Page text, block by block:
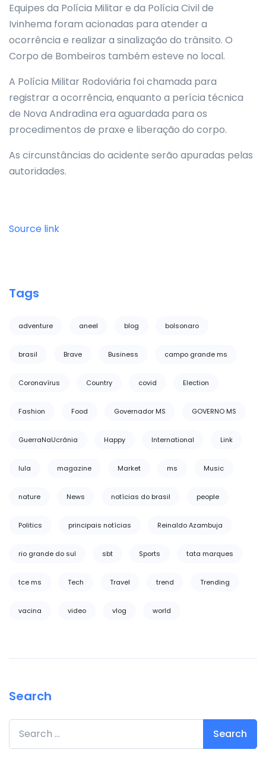
Equipes da Polícia Militar e da Polícia Civil de
Ivinhema foram acionadas para atender a
ocorrência e realizar a sinalização do trânsito. O
Corpo de Bombeiros também esteve no local.
A Polícia Militar Rodoviária foi chamada para
registrar a ocorrência, enquanto a perícia técnica
de Nova Andradina era aguardada para os
procedimentos de praxe e liberação do corpo.
As circunstâncias do acidente serão apuradas pelas
autoridades.
Source link
Tags
adventure aneel blog bolsonaro
brasil Brave Business campo grande ms
Coronavírus Country covid Election
Fashion Food Governador MS GOVERNO MS
GuerraNaUcrânia Happy International Link
lula magazine Market ms Music
nature News notícias do brasil people
Politics principais notícias Reinaldo Azambuja
rio grande do sul sbt Sports tata marques
tce ms Tech Travel trend Trending
vacina video vlog world
Search
Search for: